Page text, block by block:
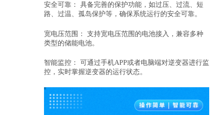
安全可靠： 具备完善的保护功能，如过压、过流、短
路、过温、孤岛保护等，确保系统运行的安全可靠。
宽电压范围： 支持宽电压范围的电池接入，兼容多种
类型的储能电池。
智能监控： 可通过手机APP或者电脑端对逆变器进行监
控，实时掌握逆变器的运行状态。